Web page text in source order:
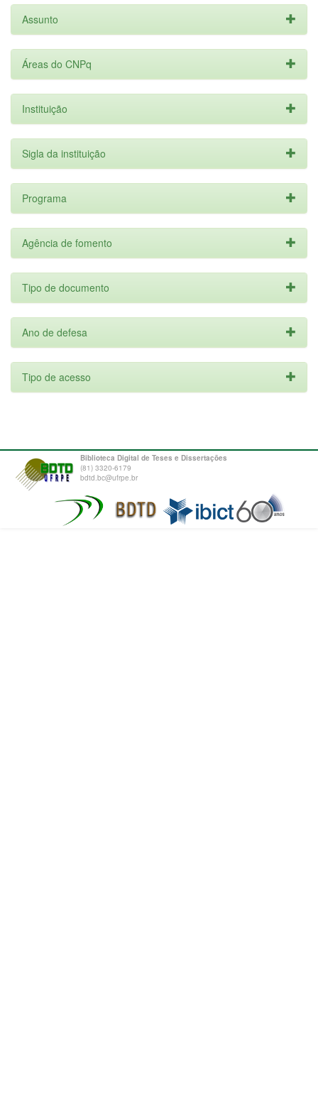
Assunto
Áreas do CNPq
Instituição
Sigla da instituição
Programa
Agência de fomento
Tipo de documento
Ano de defesa
Tipo de acesso
Biblioteca Digital de Teses e Dissertações
(81) 3320-6179
bdtd.bc@ufrpe.br